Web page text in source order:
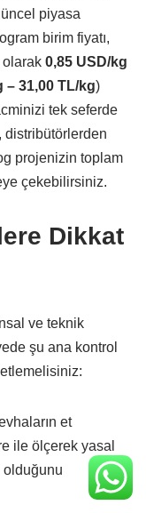
piyasa
birim fiyatı,
olarak 0,85 USD/kg
– 31,00 TL/kg)
tek seferde
distribütörlerden
projenizin toplam
çekebilirsiniz.
Dikkat
ve teknik
şu ana kontrol
et
ile ölçerek yasal
olduğunu